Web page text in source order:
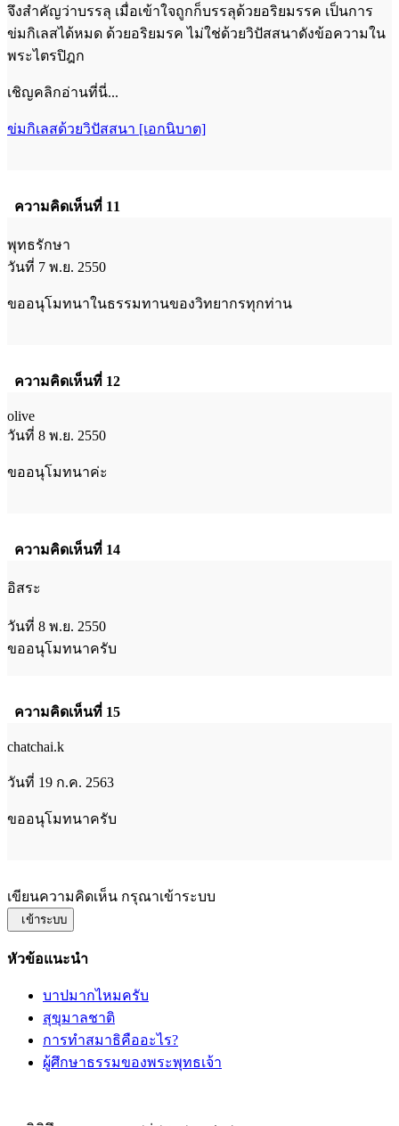
จึงสำคัญว่าบรรลุ เมื่อเข้าใจถูกก็บรรลุด้วยอริยมรรค เป็นการ
ข่มกิเลสได้หมด ด้วยอริยมรค ไม่ใช่ด้วยวิปัสสนาดังข้อความใน
พระไตรปิฎก
เชิญคลิกอ่านที่นี่...
ข่มกิเลสด้วยวิปัสสนา [เอกนิบาต]
ความคิดเห็นที่ 11
พุทธรักษา
วันที่ 7 พ.ย. 2550
ขออนุโมทนาในธรรมทานของวิทยากรทุกท่าน
ความคิดเห็นที่ 12
olive
วันที่ 8 พ.ย. 2550
ขออนุโมทนาค่ะ
ความคิดเห็นที่ 14
อิสระ
วันที่ 8 พ.ย. 2550
ขออนุโมทนาครับ
ความคิดเห็นที่ 15
chatchai.k
วันที่ 19 ก.ค. 2563
ขออนุโมทนาครับ
เขียนความคิดเห็น กรุณาเข้าระบบ
เข้าระบบ
หัวข้อแนะนำ
บาปมากไหมครับ
สุขุมาลชาติ
การทำสมาธิคืออะไร?
ผู้ศึกษาธรรมของพระพุทธเจ้า